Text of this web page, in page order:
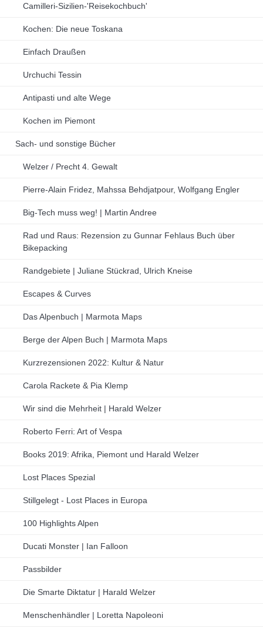
Camilleri-Sizilien-'Reisekochbuch'
Kochen: Die neue Toskana
Einfach Draußen
Urchuchi Tessin
Antipasti und alte Wege
Kochen im Piemont
Sach- und sonstige Bücher
Welzer / Precht 4. Gewalt
Pierre-Alain Fridez, Mahssa Behdjatpour, Wolfgang Engler
Big-Tech muss weg! | Martin Andree
Rad und Raus: Rezension zu Gunnar Fehlaus Buch über
Bikepacking
Randgebiete | Juliane Stückrad, Ulrich Kneise
Escapes & Curves
Das Alpenbuch | Marmota Maps
Berge der Alpen Buch | Marmota Maps
Kurzrezensionen 2022: Kultur & Natur
Carola Rackete & Pia Klemp
Wir sind die Mehrheit | Harald Welzer
Roberto Ferri: Art of Vespa
Books 2019: Afrika, Piemont und Harald Welzer
Lost Places Spezial
Stillgelegt - Lost Places in Europa
100 Highlights Alpen
Ducati Monster | Ian Falloon
Passbilder
Die Smarte Diktatur | Harald Welzer
Menschenhändler | Loretta Napoleoni